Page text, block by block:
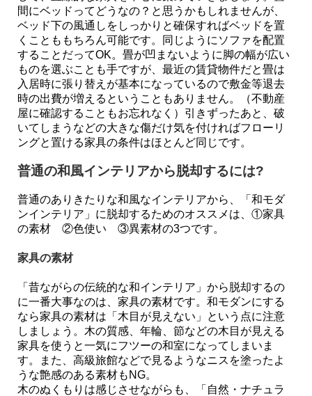
間にベッドってどうなの？と思うかもしれませんが、
ベッド下の風通しをしっかりと確保すればベッドを置
くことももちろん可能です。同じようにソファを配置
することだってOK。畳が凹まないように脚の幅が広い
ものを選ぶことも手ですが、最近の賃貸物件だと畳は
入居時に張り替えが基本になっているので敷金等退去
時の出費が増えるということもありません。（不動産
屋に確認することもお忘れなく）引きずったあと、破
いてしまうなどの大きな傷だけ気を付ければフローリ
ングと置ける家具の条件はほとんど同じです。
普通の和風インテリアから脱却するには?
普通のありきたりな和風なインテリアから、「和モダ
ンインテリア」に脱却するためのオススメは、①家具
の素材 ②色使い ③異素材の3つです。
家具の素材
「昔ながらの伝統的な和インテリア」から脱却するの
に一番大事なのは、家具の素材です。和モダンにする
なら家具の素材は「木目が見えない」という点に注意
しましょう。木の質感、年輪、節などの木目が見える
家具を使うと一気にフツーの和室になってしまいま
す。また、高級旅館などで見るようなニスを塗ったよ
うな艶感のある素材もNG。
木のぬくもりは感じさせながらも、「自然・ナチュラ